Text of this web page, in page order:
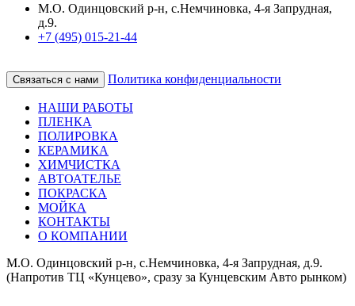
М.О. Одинцовский р-н, с.Немчиновка, 4-я Запрудная,
д.9.
+7 (495) 015-21-44
Связаться с нами Политика конфиденциальности
НАШИ РАБОТЫ
ПЛЕНКА
ПОЛИРОВКА
КЕРАМИКА
ХИМЧИСТКА
АВТОАТЕЛЬЕ
ПОКРАСКА
МОЙКА
КОНТАКТЫ
О КОМПАНИИ
М.О. Одинцовский р-н, с.Немчиновка, 4-я Запрудная, д.9.
(Напротив ТЦ «Кунцево», сразу за Кунцевским Авто рынком)